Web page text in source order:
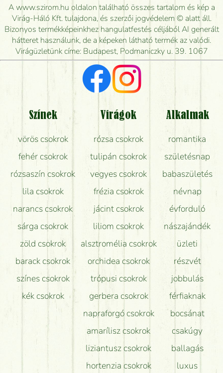
kiszállítsák?
Mennyire gyorsan tudják elkészíteni a csokrot, és
mikor tudják leghamarabb kiszállítani?
Vörös rózsát keresek, van önöknél?
Milyen visszajelzést kapok a virágküldésről?
Tényleg azt kapom, ami a képen van?
Mit kell tudni a virágcsokrok szállításáról?
Hogy marad a lehető legtovább friss a csokor?
Tudok adventi koszorút vásárolni boltban?
A www.szirom.hu oldalon található összes tartalom és kép a
Virág-Háló Kft. tulajdona, és szerzői jogvédelem © alatt áll.
Bizonyos termékképeinkhez hangulatfestés céljából AI generált
hátteret használunk, de a képeken látható termék az valódi.
Virágüzletünk címe: Budapest, Podmaniczky u. 39. 1067
Színek
vörös csokrok
fehér csokrok
rózsaszín csokrok
lila csokrok
narancs csokrok
sárga csokrok
zöld csokrok
barack csokrok
színes csokrok
kék csokrok
Virágok
rózsa csokrok
tulipán csokrok
vegyes csokrok
frézia csokrok
jácint csokrok
liliom csokrok
alsztromélia csokrok
orchidea csokrok
trópusi csokrok
gerbera csokrok
napraforgó csokrok
amarílisz csokrok
liziantusz csokrok
hortenzia csokrok
Alkalmak
romantika
születésnap
babaszületés
névnap
évforduló
nászajándék
üzleti
részvét
jobbulás
férfiaknak
bocsánat
csakúgy
ballagás
luxus